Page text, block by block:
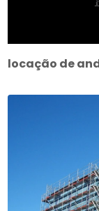
locação de